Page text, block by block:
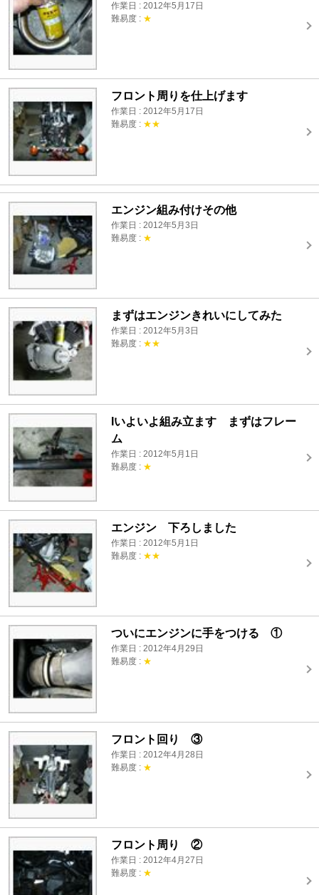
作業日 : 2012年5月17日
難易度 : ★
フロント周りを仕上げます
作業日 : 2012年5月17日
難易度 : ★★
エンジン組み付けその他
作業日 : 2012年5月3日
難易度 : ★
まずはエンジンきれいにしてみた
作業日 : 2012年5月3日
難易度 : ★★
Iいよいよ組み立ます まずはフレー
ム
作業日 : 2012年5月1日
難易度 : ★
エンジン 下ろしました
作業日 : 2012年5月1日
難易度 : ★★
ついにエンジンに手をつける ①
作業日 : 2012年4月29日
難易度 : ★
フロント回り ③
作業日 : 2012年4月28日
難易度 : ★
フロント周り ②
作業日 : 2012年4月27日
難易度 : ★